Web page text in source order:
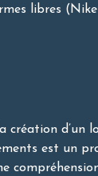
libres
création d’un
est un